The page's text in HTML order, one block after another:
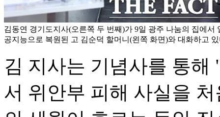
김동연 경기도지사(오른쪽 두 번째)가 9일 광주 나눔의 집에서
공지능으로 복원된 고 김순덕 할머니(왼쪽 화면)와 대화하고
김 지사는 기념사를 통해
서 위안부 피해 사실을